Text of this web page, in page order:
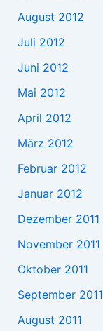
August 2012
Juli 2012
Juni 2012
Mai 2012
April 2012
März 2012
Februar 2012
Januar 2012
Dezember 2011
November 2011
Oktober 2011
September 2011
August 2011